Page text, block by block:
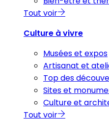
Tout voir
Culture à vivre
Musées et expos
Artisanat et
Top des
Sites et
Culture et
Tout voir